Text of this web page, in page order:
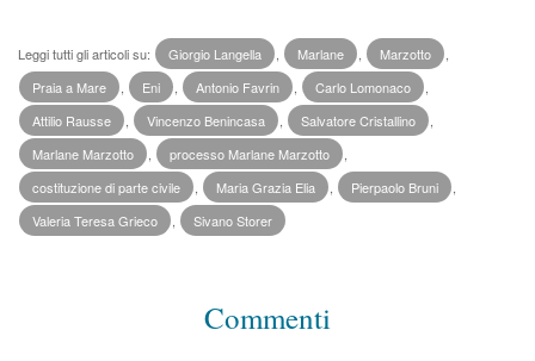
Leggi tutti gli articoli su: Giorgio Langella Marlane Marzotto
Praia a Mare
Eni Antonio Favrin Carlo Lomonaco
Attilio Rausse
Vincenzo Benincasa Salvatore Cristallino
Marlane Marzotto
processo Marlane Marzotto
costituzione di parte civile
Maria Grazia Elia Pierpaolo Bruni
Valeria Teresa Grieco
Sivano Storer
Commenti